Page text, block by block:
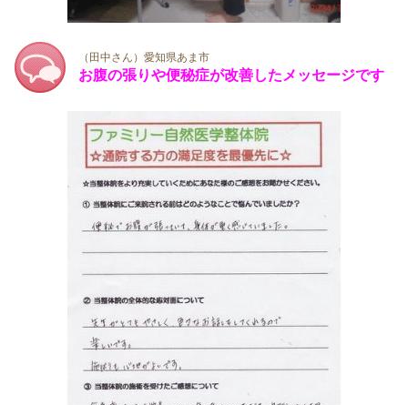
（田中さん）愛知県あま市
お腹の張りや便秘症が改善したメッセージです